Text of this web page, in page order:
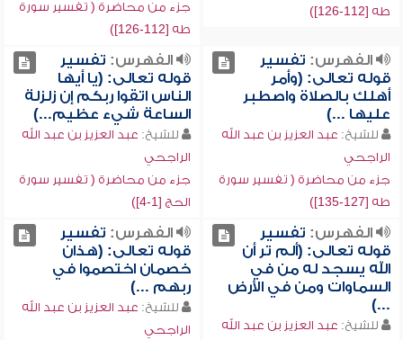
طه [112-126])
جزء من محاضرة ( تفسير سورة
طه [112-126])
الفهرس: تفسير
قوله تعالى: (وأمر
أهلك بالصلاة واصطبر
عليها ...)
للشيخ: عبد العزيز بن عبد الله
الراجحي
جزء من محاضرة ( تفسير سورة
طه [127-135])
الفهرس: تفسير
قوله تعالى: (يا أيها
الناس اتقوا ربكم إن زلزلة
الساعة شيء عظيم...)
للشيخ: عبد العزيز بن عبد الله
الراجحي
جزء من محاضرة ( تفسير سورة
الحج [1-4])
الفهرس: تفسير
قوله تعالى: (ألم تر أن
الله يسجد له من في
السماوات ومن في الأرض
...)
للشيخ: عبد العزيز بن عبد الله
الفهرس: تفسير
قوله تعالى: (هذان
خصمان اختصموا في
ربهم ...)
للشيخ: عبد العزيز بن عبد الله
الراجحي